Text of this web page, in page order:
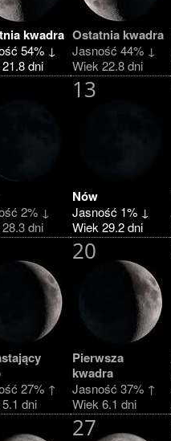
kwadra
54% ↓
dni
Ostatnia kwadra
Jasność 44% ↓
Wiek 22.8 dni
2% ↓
dni
13
Nów
Jasność 1% ↓
Wiek 29.2 dni
27% ↑
dni
20
Pierwsza
kwadra
Jasność 37% ↑
Wiek 6.1 dni
27